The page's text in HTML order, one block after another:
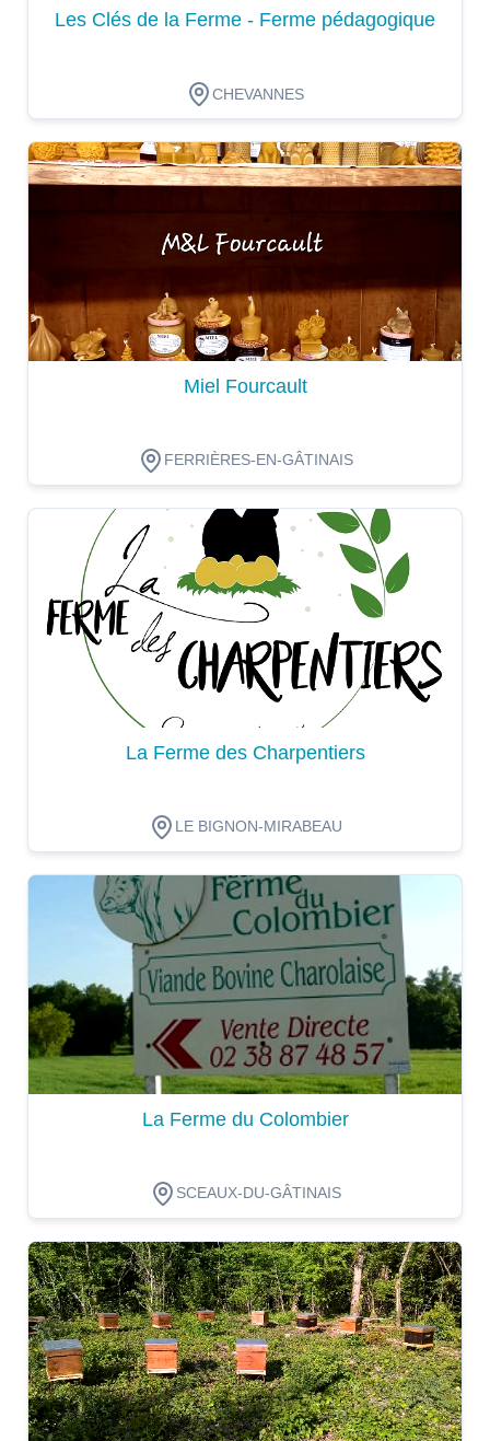
Les Clés de la Ferme - Ferme pédagogique
CHEVANNES
Dégustation
Miel Fourcault
FERRIÈRES-EN-GÂTINAIS
Dégustation
La Ferme des Charpentiers
LE BIGNON-MIRABEAU
Dégustation
La Ferme du Colombier
SCEAUX-DU-GÂTINAIS
Dégustation